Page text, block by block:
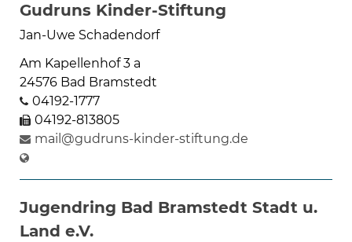
Gudruns Kinder-Stiftung
Jan-Uwe Schadendorf
Am Kapellenhof 3 a
24576 Bad Bramstedt
04192-1777
04192-813805
mail@gudruns-kinder-stiftung.de
Jugendring Bad Bramstedt Stadt u.
Land e.V.